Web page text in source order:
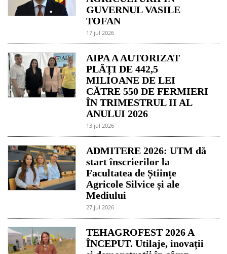
GUVERNUL VASILE
TOFAN
17 jul 2026
AIPA A AUTORIZAT
PLĂȚI DE 442,5
MILIOANE DE LEI
CĂTRE 550 DE FERMIERI
ÎN TRIMESTRUL II AL
ANULUI 2026
13 jul 2026
ADMITERE 2026: UTM dă
start înscrierilor la
Facultatea de Științe
Agricole Silvice și ale
Mediului
27 jul 2026
TEHAGROFEST 2026 A
ÎNCEPUT. Utilaje, inovații